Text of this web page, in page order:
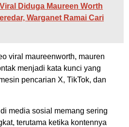
Diduga Maureen Worth
Warganet Ramai Cari
viral maureenworth, mauren
menjadi kata kunci yang
pencarian X, TikTok, dan
media sosial memang sering
terutama ketika kontennya